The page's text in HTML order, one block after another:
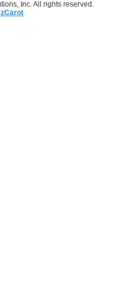
Inc. All rights reserved.
zCarot